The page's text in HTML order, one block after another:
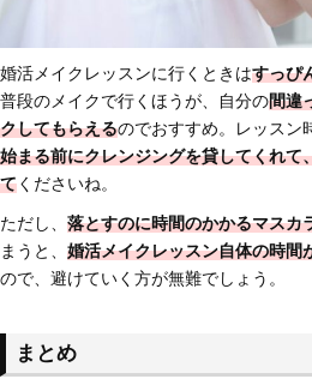
婚活メイクレッスンに行くときはすっぴ
普段のメイクで行くほうが、自分の間違
クしてもらえるのでおすすめ。レッスン
始まる前にクレンジングを貸してくれて
てくださいね。
ただし、 落とすのに時間のかかるマスカ
まうと、 婚活メイクレッスン自体の時間
ので、避けていく方が無難でしょう。
まとめ